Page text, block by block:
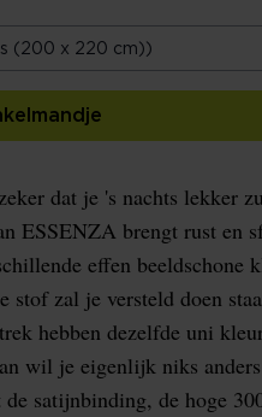
dat je 's nachts lekker
ESSENZA brengt rust en
effen beeldschone
stof zal je versteld doen
hebben dezelfde uni
wil je eigenlijk niks
satijnbinding, de hoge